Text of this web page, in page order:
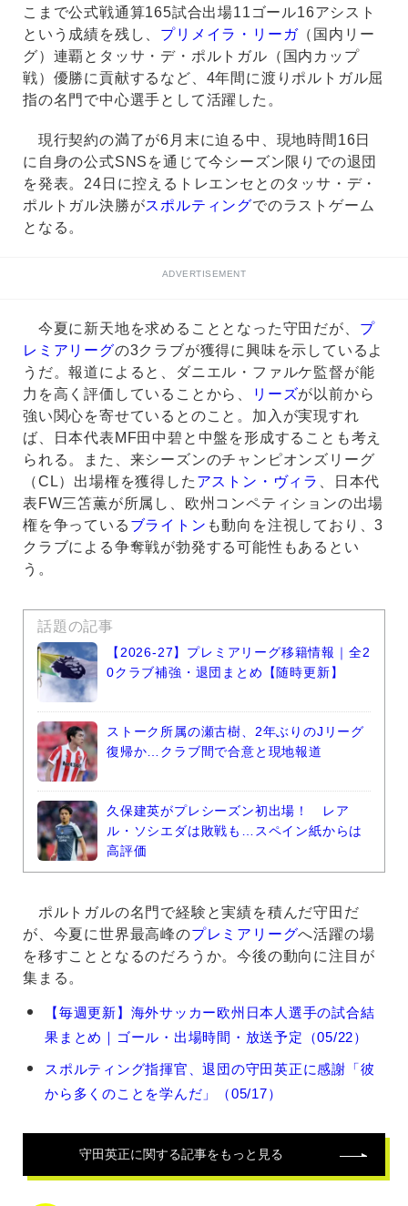
こまで公式戦通算165試合出場11ゴール16アシスト
という成績を残し、 プリメイラ・リーガ（国内リー
グ）連覇とタッサ・デ・ポルトガル（国内カップ
戦）優勝に貢献するなど、4年間に渡りポルトガル屈
指の名門で中心選手として活躍した。
現行契約の満了が6月末に迫る中、現地時間16日
に自身の公式SNSを通じて今シーズン限りでの退団
を発表。24日に控えるトレエンセとのタッサ・デ・
ポルトガル決勝がスポルティングでのラストゲーム
となる。
ADVERTISEMENT
今夏に新天地を求めることとなった守田だが、 プ
レミアリーグの3クラブが獲得に興味を示しているよ
うだ。報道によると、ダニエル・ファルケ監督が能
力を高く評価していることから、
リーズが以前から
強い関心を寄せているとのこと。加入が実現すれ
ば、日本代表MF田中碧と中盤を形成することも考え
られる。また、来シーズンのチャンピオンズリーグ
（CL）出場権を獲得した アストン・ヴィラ 、日本代
表FW三笘薫が所属し、欧州コンペティションの出場
権を争っている ブライトン も動向を注視しており、3
クラブによる争奪戦が勃発する可能性もあるとい
う。
話題の記事
【2026-27】プレミアリーグ移籍情報｜全2
0クラブ補強・退団まとめ【随時更新】
ストーク所属の瀬古樹、2年ぶりのJリーグ
復帰か…クラブ間で合意と現地報道
久保建英がプレシーズン初出場！ レア
ル・ソシエダは敗戦も…スペイン紙からは
高評価
ポルトガルの名門で経験と実績を積んだ守田だ
が、今夏に世界最高峰のプレミアリーグへ活躍の場
を移すこととなるのだろうか。今後の動向に注目が
集まる。
守
正
記
【毎週更新】海外サッカー欧州日本人選手の試合結
果まとめ｜ゴール・出場時間・放送予定（05/22）
スポルティング指揮官、退団の守田英正に感謝「彼
から多くのことを学んだ」（05/17）
守田英正に関する記事をもっと見る